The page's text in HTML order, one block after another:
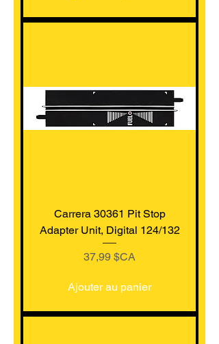
Carrera 30361 Pit Stop
Adapter Unit, Digital 124/132
Prix
37,99 $CA
Ajouter au panier